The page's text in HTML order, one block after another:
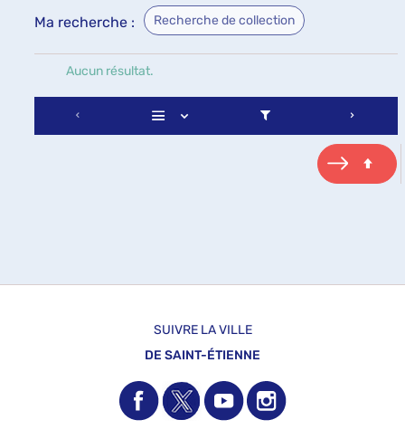
Ma recherche : Recherche de collection
Aucun résultat.
SUIVRE LA VILLE
DE SAINT-ÉTIENNE